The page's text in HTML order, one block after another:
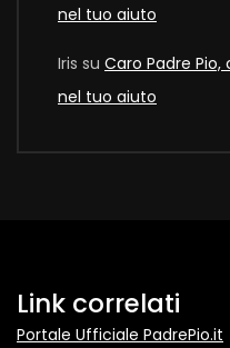
nel tuo aiuto
Iris su Caro Padre
nel tuo aiuto
Link correlati
Portale Ufficiale PadrePio.it